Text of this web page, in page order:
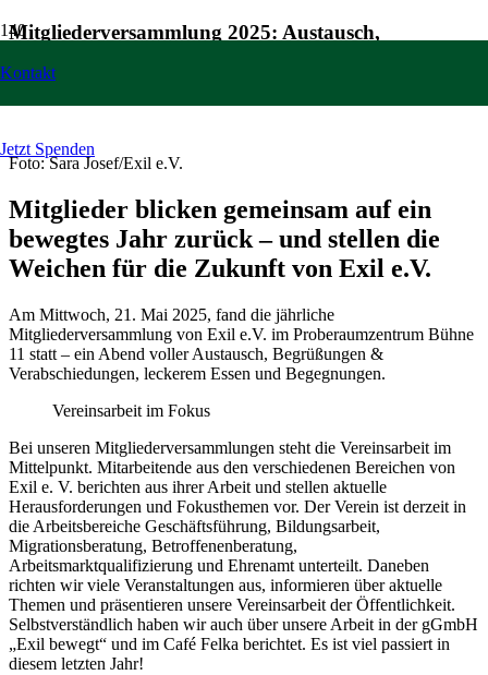
Kontakt
Jetzt Spenden
Mitgliederversammlung 2025: Austausch,
Foto: Sara Josef/Exil e.V.
Mitglieder blicken gemeinsam auf ein
bewegtes Jahr zurück – und stellen die
Weichen für die Zukunft von Exil e.V.
Am Mittwoch, 21. Mai 2025, fand die jährliche
Mitgliederversammlung von Exil e.V. im Proberaumzentrum Bühne
11 statt – ein Abend voller Austausch, Begrüßungen &
Verabschiedungen, leckerem Essen und Begegnungen.
Vereinsarbeit im Fokus
Bei unseren Mitgliederversammlungen steht die Vereinsarbeit im
Mittelpunkt. Mitarbeitende aus den verschiedenen Bereichen von
Exil e. V. berichten aus ihrer Arbeit und stellen aktuelle
Herausforderungen und Fokusthemen vor. Der Verein ist derzeit in
die Arbeitsbereiche Geschäftsführung, Bildungsarbeit,
Migrationsberatung, Betroffenenberatung,
Arbeitsmarktqualifizierung und Ehrenamt unterteilt. Daneben
richten wir viele Veranstaltungen aus, informieren über aktuelle
Themen und präsentieren unsere Vereinsarbeit der Öffentlichkeit.
Selbstverständlich haben wir auch über unsere Arbeit in der gGmbH
„Exil bewegt“ und im Café Felka berichtet. Es ist viel passiert in
diesem letzten Jahr!